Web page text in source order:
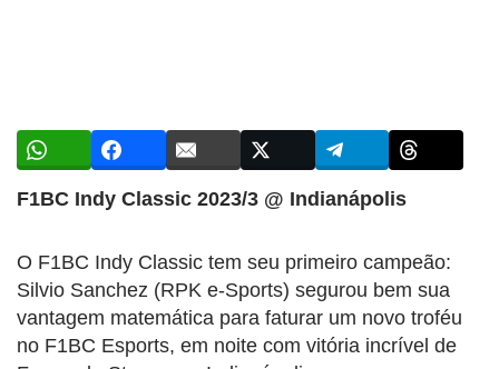
F1BC Indy Classic 2023/3 @ Indianápolis
O F1BC Indy Classic tem seu primeiro campeão:
Silvio Sanchez (RPK e-Sports) segurou bem sua
vantagem matemática para faturar um novo troféu
no F1BC Esports, em noite com vitória incrível de